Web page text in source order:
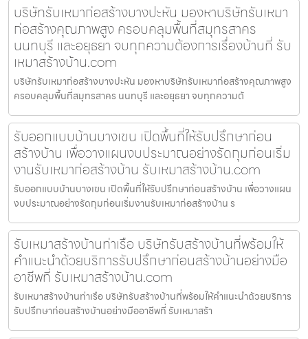
บริษัทรับเหมาก่อสร้างบางปะหัน มองหาบริษัทรับเหมา
ก่อสร้างคุณภาพสูง ครอบคลุมพื้นที่สมุทรสาคร
นนทบุรี และอยุธยา จบทุกความต้องการเรื่องบ้านที่ รับ
เหมาสร้างบ้าน.com
บริษัทรับเหมาก่อสร้างบางปะหัน มองหาบริษัทรับเหมาก่อสร้างคุณภาพสูง
ครอบคลุมพื้นที่สมุทรสาคร นนทบุรี และอยุธยา จบทุกความต้
รับออกแบบบ้านบางเขน เปิดพื้นที่ให้รับปรึกษาก่อน
สร้างบ้าน เพื่อวางแผนงบประมาณอย่างรัดกุมก่อนเริ่ม
งานรับเหมาก่อสร้างบ้าน รับเหมาสร้างบ้าน.com
รับออกแบบบ้านบางเขน เปิดพื้นที่ให้รับปรึกษาก่อนสร้างบ้าน เพื่อวางแผน
งบประมาณอย่างรัดกุมก่อนเริ่มงานรับเหมาก่อสร้างบ้าน ร
รับเหมาสร้างบ้านท่าเรือ บริษัทรับสร้างบ้านที่พร้อมให้
คำแนะนำด้วยบริการรับปรึกษาก่อนสร้างบ้านอย่างมือ
อาชีพที่ รับเหมาสร้างบ้าน.com
รับเหมาสร้างบ้านท่าเรือ บริษัทรับสร้างบ้านที่พร้อมให้คำแนะนำด้วยบริการ
รับปรึกษาก่อนสร้างบ้านอย่างมืออาชีพที่ รับเหมาสร้า